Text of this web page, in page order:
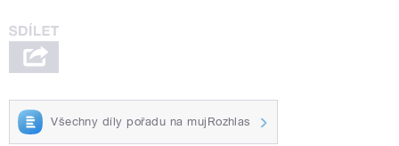
Všechny díly pořadu na mujRozhlas